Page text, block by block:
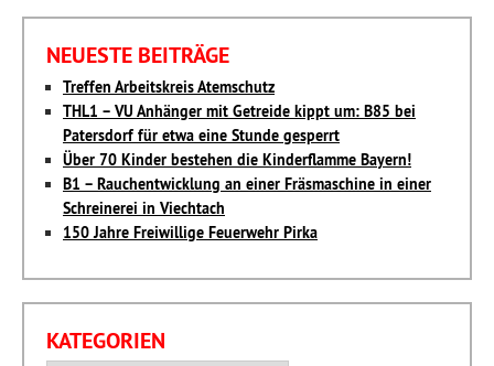
NEUESTE BEITRÄGE
Treffen Arbeitskreis Atemschutz
THL1 – VU Anhänger mit Getreide kippt um: B85 bei
Patersdorf für etwa eine Stunde gesperrt
Über 70 Kinder bestehen die Kinderflamme Bayern!
B1 – Rauchentwicklung an einer Fräsmaschine in einer
Schreinerei in Viechtach
150 Jahre Freiwillige Feuerwehr Pirka
KATEGORIEN